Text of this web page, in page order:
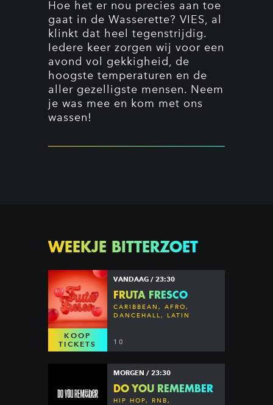
Hoe het er nou precies aan toe
gaat in de Wasserette? VIES, al
klinkt dat heel tegenstrijdig.
Iedere keer zorgen wij voor een
avond vol gekkigheid, de
hoogste temperaturen en de
aller gezelligste mensen. Neem
je was mee en kom met ons
wassen!
WEEKJE BITTERZOET
KOOP
TICKETS
VANDAAG / 23:30
FRUTA FRESCO
CARIBBEAN, AFRO,
DANCEHALL, LATIN
10
MORGEN / 23:30
DO YOU REMEMBER
HIP HOP, RNB,